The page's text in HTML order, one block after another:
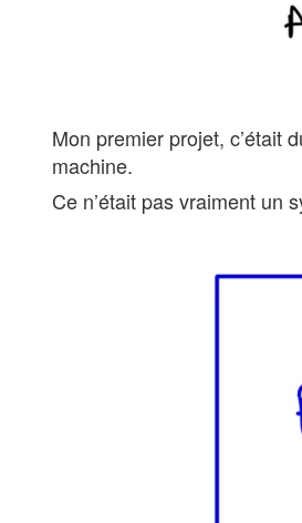
Mon premier projet, c’était
machine.
Ce n’était pas vraiment un